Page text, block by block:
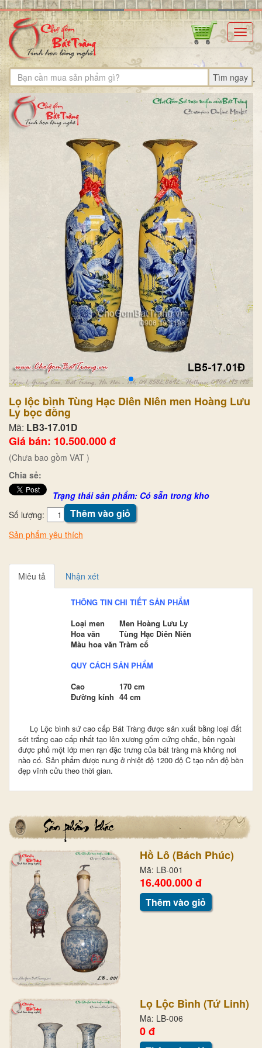
Tìm ngay
Lọ lộc bình Tùng Hạc Diên Niên men Hoàng Lưu
Ly bọc đồng
Mã: LB3-17.01D
Giá bán: 10.500.000 đ
(Chưa bao gồm VAT )
Chia sẻ:
Trạng thái sản phẩm: Có sẵn trong kho
Số lượng:
Thêm vào giỏ
Sản phẩm yêu thích
Miêu tả Nhận xét
THÔNG TIN CHI TIẾT SẢN PHẨM
Loại men
Men Hoàng Lưu Ly
Hoa văn
Tùng Hạc Diên Niên
Màu hoa văn Tràm cổ
QUY CÁCH SẢN PHẨM
Cao
170 cm
Đường kính 44 cm
Lọ Lộc bình sứ cao cấp Bát Tràng được sản xuất bằng loại đất
sét trắng cao cấp nhất tạo lên xương gốm cứng chắc, bên ngoài
được phủ một lớp men rạn đặc trưng của bát tràng mà không nơi
nào có. Sản phẩm được nung ở nhiệt độ 1200 độ C tạo nên độ bền
đẹp vĩnh cửu theo thời gian.
Hồ Lô (Bách Phúc)
Mã: LB-001
16.400.000 đ
Thêm vào giỏ
Lọ Lộc Bình (Tứ Linh)
Mã: LB-006
0 đ